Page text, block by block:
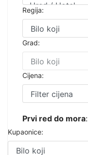
Regija:
Grad:
Cijena:
Prvi red do mora:
Kupaonice: